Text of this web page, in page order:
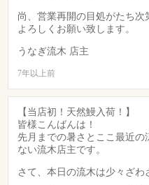
尚、営業再開の目処がたち
よろしくお願い致します。
うなぎ流木 店主
7年以上前
【当店初！天然鰻入荷！】
皆様こんばんは！
先月までの暑さとここ最近
ない流木店主です。
さて、本日の流木は少々ざわ